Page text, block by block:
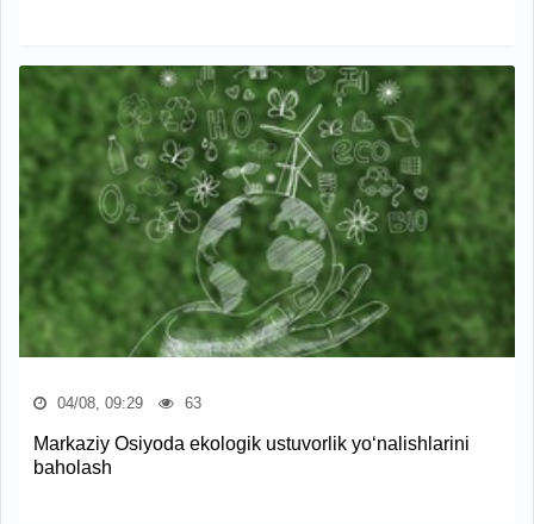
04/08, 09:29 63
Markaziy Osiyoda ekologik ustuvorlik yo‘nalishlarini
baholash